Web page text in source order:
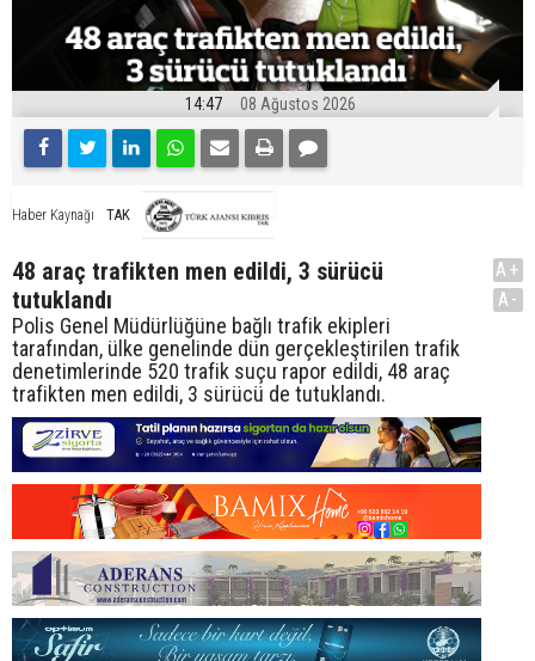
14:47 08 Ağustos 2026
Haber Kaynağı TAK
48 araç trafikten men edildi, 3 sürücü
tutuklandı
Polis Genel Müdürlüğüne bağlı trafik ekipleri
tarafından, ülke genelinde dün gerçekleştirilen trafik
denetimlerinde 520 trafik suçu rapor edildi, 48 araç
trafikten men edildi, 3 sürücü de tutuklandı.
A+
A-